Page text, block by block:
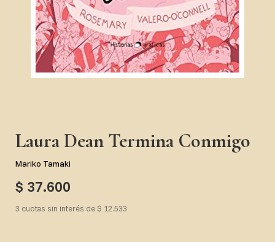
Laura Dean Termina Conmigo
Mariko Tamaki
$ 37.600
3 cuotas sin interés de $ 12.533